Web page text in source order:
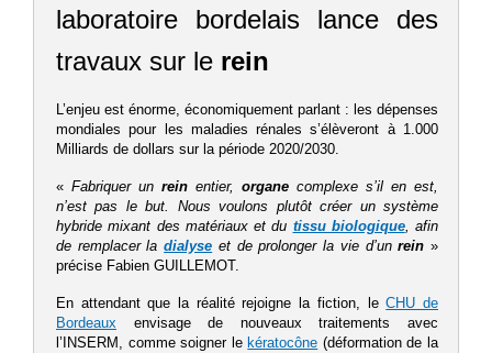
laboratoire bordelais lance des
travaux sur le rein
L’enjeu est énorme, économiquement parlant : les dépenses
mondiales pour les maladies rénales s’élèveront à 1.000
Milliards de dollars sur la période 2020/2030.
« Fabriquer un rein entier, organe complexe s’il en est,
n’est pas le but. Nous voulons plutôt créer un système
hybride mixant des matériaux et du tissu biologique, afin
de remplacer ladialyse et de prolonger la vie d’unrein »
précise Fabien GUILLEMOT.
En attendant que la réalité rejoigne la fiction, leCHU de
Bordeaux envisage de nouveaux traitements avec
l’INSERM, comme soigner le kératocône (déformation de la